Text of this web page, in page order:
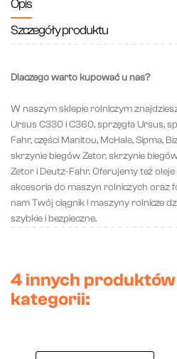
Opis
Szczegóły produktu
Dlaczego warto kupować u nas?
W naszym sklepie rolniczym
Ursus C330 i C360, sprzęgła Ursus,
Fahr, części Manitou, McHale, Sipma,
skrzynie biegów Zetor, skrzynie
Zetor i Deutz-Fahr. Oferujemy też
akcesoria do maszyn rolniczych oraz
nam Twój ciągnik i maszyny rolnicze
szybkie i bezpieczne.
4 innych
kategorii: